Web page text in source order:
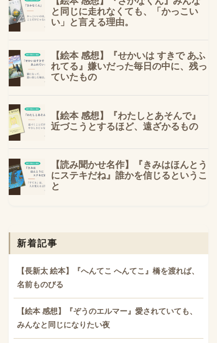
新着記事
【長新太 絵本】『へんてこ へんてこ』橋を渡れば、
名前ものびる
【絵本 感想】『ぞうのエルマー』愛されていても、
みんなと同じになりたい夜